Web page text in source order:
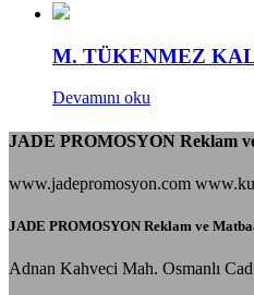
M. TÜKENMEZ
Devamını oku
JADE PROMOSYON Reklam
www.jadepromosyon.com
JADE PROMOSYON Reklam ve
Adnan Kahveci Mah. Osmanlı